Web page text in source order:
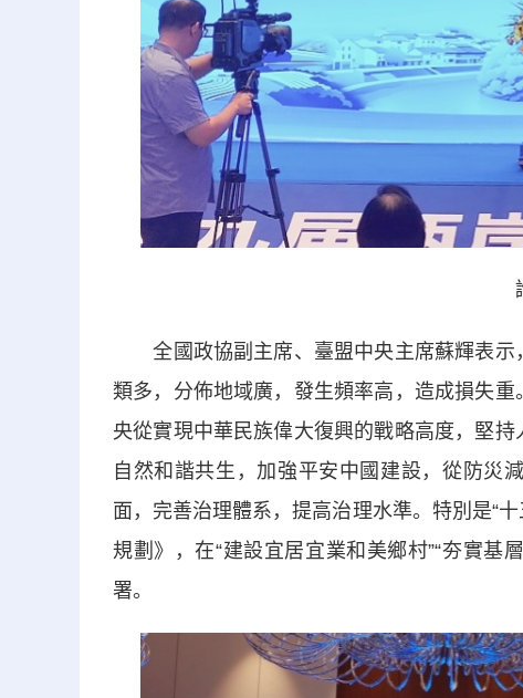
全國政協副主席、臺盟中央主席蘇輝表示
類多，分佈地域廣，發生頻率高，造成損失
央從實現中華民族偉大復興的戰略高度，堅
自然和諧共生，加強平安中國建設，從防災
面，完善治理體系，提高治理水準。特別是“
規劃》，在“建設宜居宜業和美鄉村”“夯實基
署。